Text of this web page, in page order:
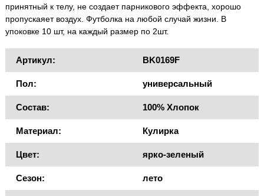
принятный к телу, не создает парникового эффекта, хорошо
пропускаяет воздух. Футболка на любой случай жизни. В
упоковке 10 шт, на каждый размер по 2шт.
Артикул: BK0169F
Пол: универсальный
Состав: 100% Хлопок
Материал: Кулирка
Цвет: ярко-зеленый
Сезон: лето